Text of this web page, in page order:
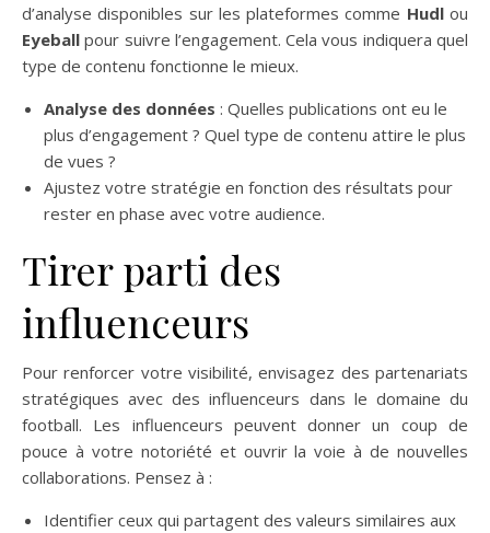
d’analyse disponibles sur les plateformes comme Hudlou
Eyeball pour suivre l’engagement. Cela vous indiquera quel
type de contenu fonctionne le mieux.
Analyse des données : Quelles publications ont eu le
plus d’engagement ? Quel type de contenu attire le plus
de vues ?
Ajustez votre stratégie en fonction des résultats pour
rester en phase avec votre audience.
Tirer parti des
influenceurs
Pour renforcer votre visibilité, envisagez des partenariats
stratégiques avec des influenceurs dans le domaine du
football. Les influenceurs peuvent donner un coup de
pouce à votre notoriété et ouvrir la voie à de nouvelles
collaborations. Pensez à :
Identifier ceux qui partagent des valeurs similaires aux